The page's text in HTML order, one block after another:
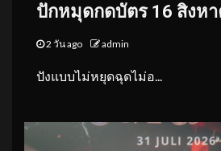
ปักหมุดกดบัตร 16 สิงห
2 วัน ago admin
ปังแบบไม่หยุดฉุดไม่อ...